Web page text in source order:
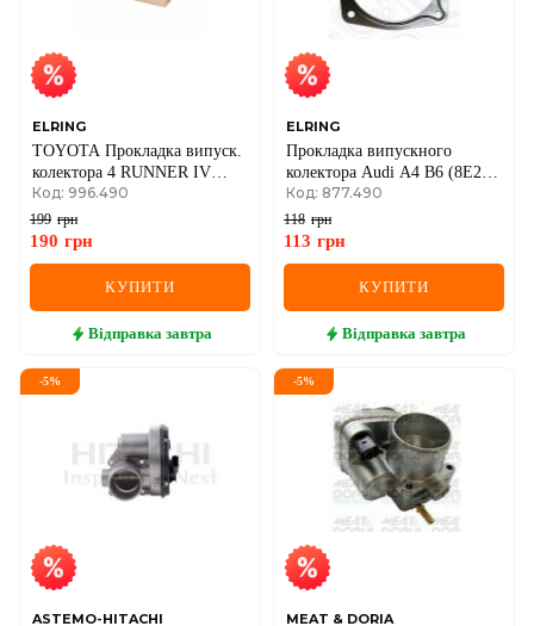
ELRING
TOYOTA Прокладка випуск.
колектора 4 RUNNER IV
(_N21_) 4.7 02-06
Код: 996.490
199 грн
190 грн
КУПИТИ
Відправка завтра
ELRING
Прокладка випускного
колектора Audi A4 B6 (8E2)
S4 quattro 2003–2004
Код: 877.490
118 грн
113 грн
КУПИТИ
Відправка завтра
-5%
ASTEMO-HITACHI
-5%
MEAT & DORIA